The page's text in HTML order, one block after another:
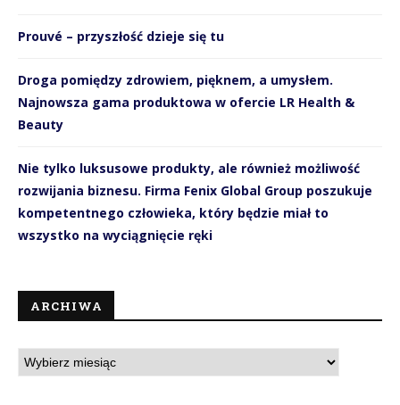
Prouvé – przyszłość dzieje się tu
Droga pomiędzy zdrowiem, pięknem, a umysłem.
Najnowsza gama produktowa w ofercie LR Health &
Beauty
Nie tylko luksusowe produkty, ale również możliwość
rozwijania biznesu. Firma Fenix Global Group poszukuje
kompetentnego człowieka, który będzie miał to
wszystko na wyciągnięcie ręki
ARCHIWA